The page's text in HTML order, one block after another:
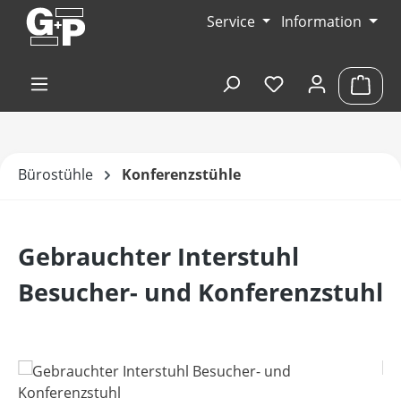
Zum Hauptinhalt springen Service Information
Du hast 0
Bürostühle Konferenzstühle
Gebrauchter Interstuhl
Besucher- und Konferenzstuhl
Bildergalerie überspringen